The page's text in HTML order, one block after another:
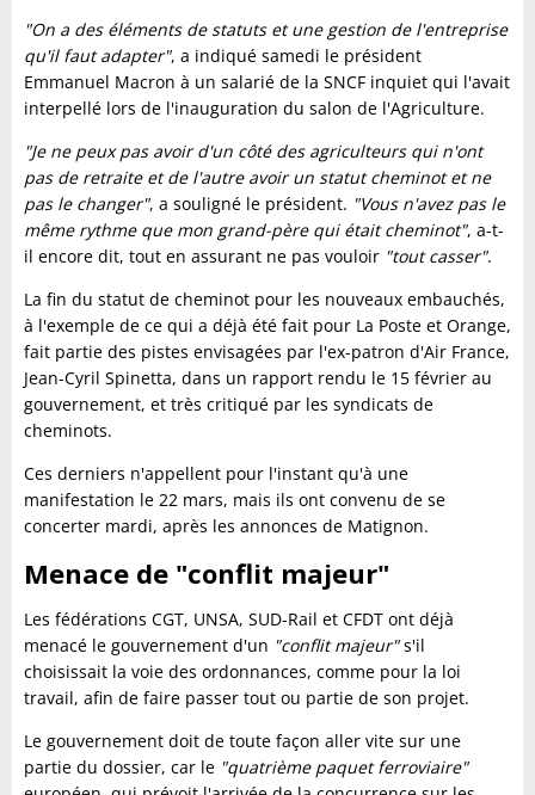
"On a des éléments de statuts et une gestion de l'entreprise
qu'il faut adapter", a indiqué samedi le président
Emmanuel Macron à un salarié de la SNCF inquiet qui l'avait
interpellé lors de l'inauguration du salon de l'Agriculture.
"Je ne peux pas avoir d'un côté des agriculteurs qui n'ont
pas de retraite et de l'autre avoir un statut cheminot et ne
pas le changer", a souligné le président. "Vous n'avez pas le
même rythme que mon grand-père qui était cheminot", a-t-
il encore dit, tout en assurant ne pas vouloir "tout casser".
La fin du statut de cheminot pour les nouveaux embauchés,
à l'exemple de ce qui a déjà été fait pour La Poste et Orange,
fait partie des pistes envisagées par l'ex-patron d'Air France,
Jean-Cyril Spinetta, dans un rapport rendu le 15 février au
gouvernement, et très critiqué par les syndicats de
cheminots.
Ces derniers n'appellent pour l'instant qu'à une
manifestation le 22 mars, mais ils ont convenu de se
concerter mardi, après les annonces de Matignon.
Menace de "conflit majeur"
Les fédérations CGT, UNSA, SUD-Rail et CFDT ont déjà
menacé le gouvernement d'un "conflit majeur"s'il
choisissait la voie des ordonnances, comme pour la loi
travail, afin de faire passer tout ou partie de son projet.
Le gouvernement doit de toute façon aller vite sur une
partie du dossier, car le "quatrième paquet ferroviaire"